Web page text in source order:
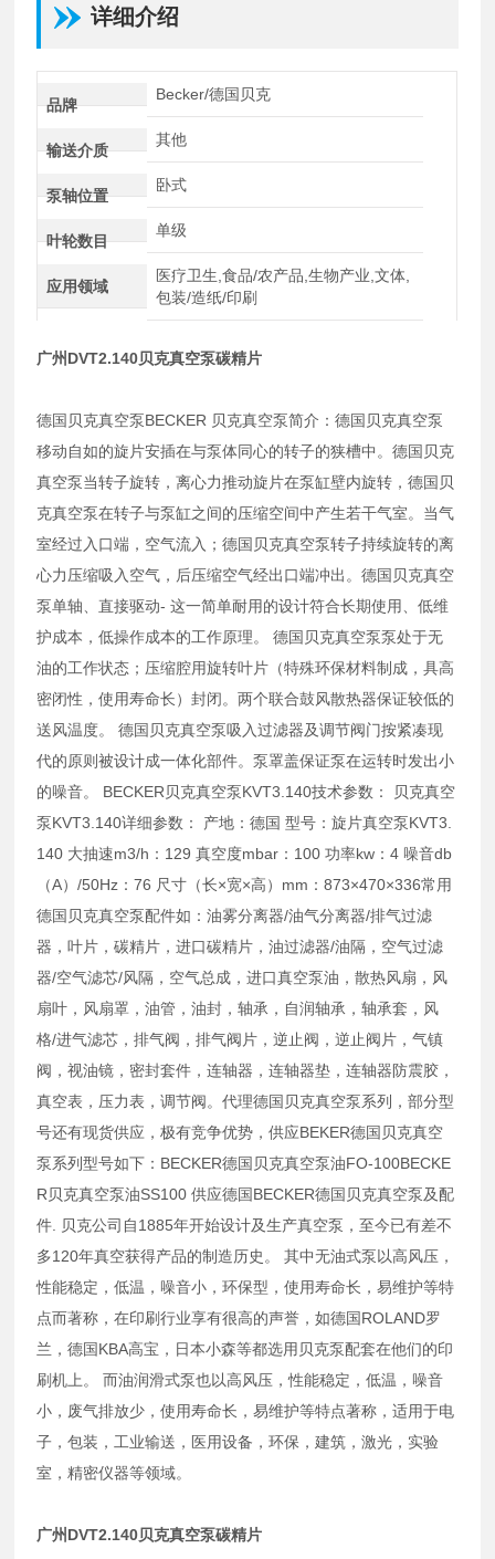
详细介绍
品牌
Becker/德国贝克
输送介质
其他
泵轴位置
卧式
叶轮数目
单级
应用领域
医疗卫生,食品/农产品,生物产业,文体,
包装/造纸/印刷
广州DVT2.140贝克真空泵碳精片
德国贝克真空泵BECKER 贝克真空泵简介：德国贝克真空泵
移动自如的旋片安插在与泵体同心的转子的狭槽中。德国贝克
真空泵当转子旋转，离心力推动旋片在泵缸壁内旋转，德国贝
克真空泵在转子与泵缸之间的压缩空间中产生若干气室。当气
室经过入口端，空气流入；德国贝克真空泵转子持续旋转的离
心力压缩吸入空气，后压缩空气经出口端冲出。德国贝克真空
泵单轴、直接驱动- 这一简单耐用的设计符合长期使用、低维
护成本，低操作成本的工作原理。 德国贝克真空泵泵处于无
油的工作状态；压缩腔用旋转叶片（特殊环保材料制成，具高
密闭性，使用寿命长）封闭。两个联合鼓风散热器保证较低的
送风温度。 德国贝克真空泵吸入过滤器及调节阀门按紧凑现
代的原则被设计成一体化部件。泵罩盖保证泵在运转时发出小
的噪音。 BECKER贝克真空泵KVT3.140技术参数： 贝克真空
泵KVT3.140详细参数： 产地：德国 型号：旋片真空泵KVT3.
140 大抽速m3/h：129 真空度mbar：100 功率kw：4 噪音db
（A）/50Hz：76 尺寸（长×宽×高）mm：873×470×336常用
德国贝克真空泵配件如：油雾分离器/油气分离器/排气过滤
器，叶片，碳精片，进口碳精片，油过滤器/油隔，空气过滤
器/空气滤芯/风隔，空气总成，进口真空泵油，散热风扇，风
扇叶，风扇罩，油管，油封，轴承，自润轴承，轴承套，风
格/进气滤芯，排气阀，排气阀片，逆止阀，逆止阀片，气镇
阀，视油镜，密封套件，连轴器，连轴器垫，连轴器防震胶，
真空表，压力表，调节阀。代理德国贝克真空泵系列，部分型
号还有现货供应，极有竞争优势，供应BEKER德国贝克真空
泵系列型号如下：BECKER德国贝克真空泵油FO-100BECKE
R贝克真空泵油SS100 供应德国BECKER德国贝克真空泵及配
件. 贝克公司自1885年开始设计及生产真空泵，至今已有差不
多120年真空获得产品的制造历史。 其中无油式泵以高风压，
性能稳定，低温，噪音小，环保型，使用寿命长，易维护等特
点而著称，在印刷行业享有很高的声誉，如德国ROLAND罗
兰，德国KBA高宝，日本小森等都选用贝克泵配套在他们的印
刷机上。 而油润滑式泵也以高风压，性能稳定，低温，噪音
小，废气排放少，使用寿命长，易维护等特点著称，适用于电
子，包装，工业输送，医用设备，环保，建筑，激光，实验
室，精密仪器等领域。
广州DVT2.140贝克真空泵碳精片